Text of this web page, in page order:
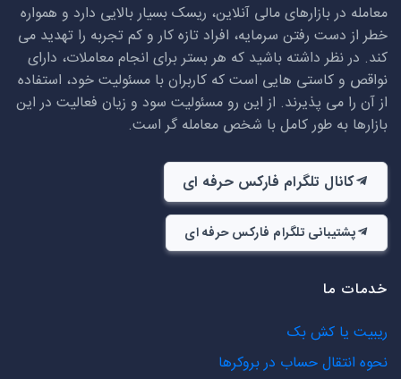
معامله در بازارهای مالی آنلاین، ریسک بسیار بالایی دارد و همواره
خطر از دست رفتن سرمایه، افراد تازه کار و کم تجربه را تهدید می
کند. در نظر داشته باشید که هر بستر برای انجام معاملات، دارای
نواقص و کاستی هایی است که کاربران با مسئولیت خود، استفاده
از آن را می پذیرند. از این رو مسئولیت سود و زیان فعالیت در این
بازارها به طور کامل با شخص معامله گر است.
کانال تلگرام فارکس حرفه ای
پشتیبانی تلگرام فارکس حرفه ای
خدمات ما
ریبیت یا کش بک
نحوه انتقال حساب در بروکرها